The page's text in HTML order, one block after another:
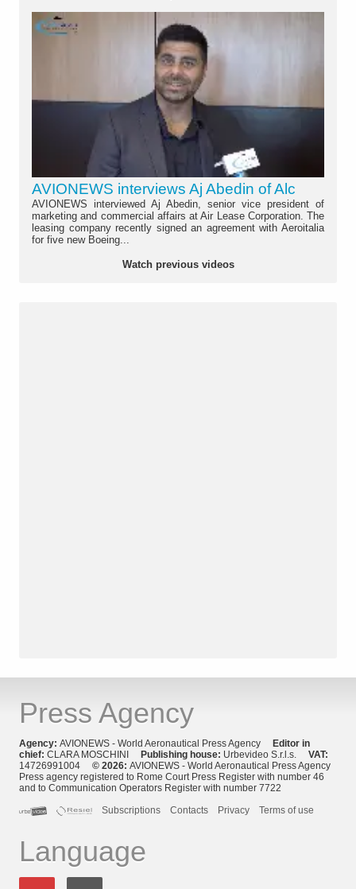
AVIONEWS interviews Aj Abedin of Alc
AVIONEWS interviewed Aj Abedin, senior vice president of
marketing and commercial affairs at Air Lease Corporation. The
leasing company recently signed an agreement with Aeroitalia
for five new Boeing...
Watch previous videos
Press Agency
Agency: AVIONEWS - World Aeronautical Press Agency
Editor in
chief: CLARA MOSCHINI Publishing house: Urbevideo S.r.l.s. VAT:
14726991004 © 2026: AVIONEWS - World Aeronautical Press Agency
Press agency registered to Rome Court Press Register with number 46
and to Communication Operators Register with number 7722
Subscriptions
Contacts Privacy Terms of use
Language